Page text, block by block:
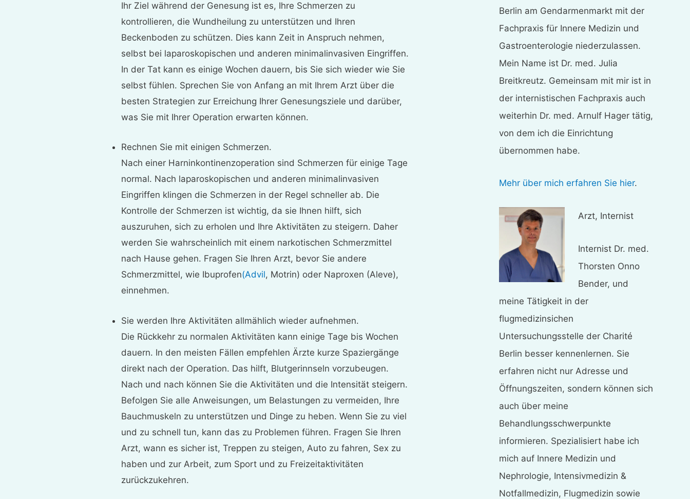
Ihr Ziel während der Genesung ist es, Ihre Schmerzen zu
kontrollieren, die Wundheilung zu unterstützen und Ihren
Beckenboden zu schützen. Dies kann Zeit in Anspruch nehmen,
selbst bei laparoskopischen und anderen minimalinvasiven Eingriffen.
In der Tat kann es einige Wochen dauern, bis Sie sich wieder wie Sie
selbst fühlen. Sprechen Sie von Anfang an mit Ihrem Arzt über die
besten Strategien zur Erreichung Ihrer Genesungsziele und darüber,
was Sie mit Ihrer Operation erwarten können.
Rechnen Sie mit einigen Schmerzen.
Nach einer Harninkontinenzoperation sind Schmerzen für einige Tage
normal. Nach laparoskopischen und anderen minimalinvasiven
Eingriffen klingen die Schmerzen in der Regel schneller ab. Die
Kontrolle der Schmerzen ist wichtig, da sie Ihnen hilft, sich
auszuruhen, sich zu erholen und Ihre Aktivitäten zu steigern. Daher
werden Sie wahrscheinlich mit einem narkotischen Schmerzmittel
nach Hause gehen. Fragen Sie Ihren Arzt, bevor Sie andere
Schmerzmittel, wie Ibuprofen(Advil, Motrin) oder Naproxen (Aleve),
einnehmen.
Sie werden Ihre Aktivitäten allmählich wieder aufnehmen.
Die Rückkehr zu normalen Aktivitäten kann einige Tage bis Wochen
dauern. In den meisten Fällen empfehlen Ärzte kurze Spaziergänge
direkt nach der Operation. Das hilft, Blutgerinnseln vorzubeugen.
Nach und nach können Sie die Aktivitäten und die Intensität steigern.
Befolgen Sie alle Anweisungen, um Belastungen zu vermeiden, Ihre
Bauchmuskeln zu unterstützen und Dinge zu heben. Wenn Sie zu viel
und zu schnell tun, kann das zu Problemen führen. Fragen Sie Ihren
Arzt, wann es sicher ist, Treppen zu steigen, Auto zu fahren, Sex zu
haben und zur Arbeit, zum Sport und zu Freizeitaktivitäten
zurückzukehren.
Berlin am Gendarmenmarkt mit der
Fachpraxis für Innere Medizin und
Gastroenterologie niederzulassen.
Mein Name ist Dr. med. Julia
Breitkreutz. Gemeinsam mit mir ist in
der internistischen Fachpraxis auch
weiterhin Dr. med. Arnulf Hager tätig,
von dem ich die Einrichtung
übernommen habe.
Mehr über mich erfahren Sie hier.
Arzt, Internist
Internist Dr. med.
Thorsten Onno
Bender, und
meine Tätigkeit in der
flugmedizinsichen
Untersuchungsstelle der Charité
Berlin besser kennenlernen. Sie
erfahren nicht nur Adresse und
Öffnungszeiten, sondern können sich
auch über meine
Behandlungsschwerpunkte
informieren. Spezialisiert habe ich
mich auf Innere Medizin und
Nephrologie, Intensivmedizin &
Notfallmedizin, Flugmedizin sowie